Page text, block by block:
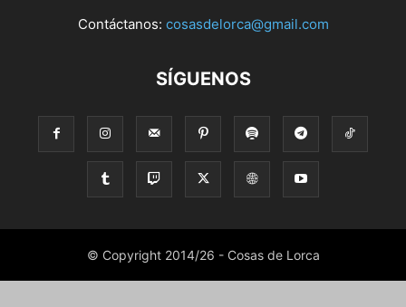
Contáctanos: cosasdelorca@gmail.com
SÍGUENOS
© Copyright 2014/26 - Cosas de Lorca